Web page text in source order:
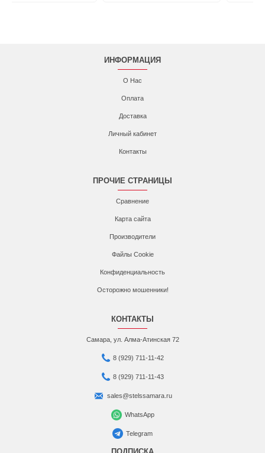
ИНФОРМАЦИЯ
О Нас
Оплата
Доставка
Личный кабинет
Контакты
ПРОЧИЕ СТРАНИЦЫ
Сравнение
Карта сайта
Производители
Файлы Cookie
Конфиденциальность
Осторожно мошенники!
КОНТАКТЫ
Самара, ул. Алма-Атинская 72
8 (929) 711-11-42
8 (929) 711-11-43
sales@stelssamara.ru
WhatsApp
Telegram